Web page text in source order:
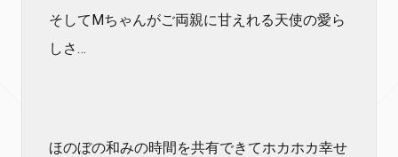
そしてМちゃんがご両親に甘えれる天使の愛ら
しさ…
ほのぼの和みの時間を共有できてホカホカ幸せ